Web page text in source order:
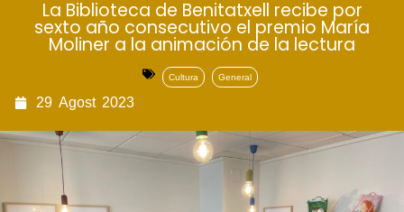
La Biblioteca de Benitatxell recibe por
sexto año consecutivo el premio María
Moliner a la animación de la lectura
Cultura General
29 Agost 2023